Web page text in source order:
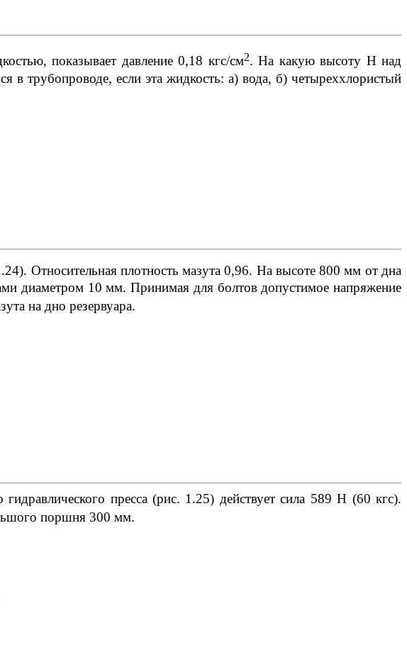
показывает давление 0,18 кгс/см2. На какую высоту Н над
в трубопроводе, если эта жидкость: а) вода, б) четыреххлористый
Относительная плотность мазута 0,96. На высоте 800 мм от дна
диаметром 10 мм. Принимая для болтов допустимое напряжение
на дно резервуара.
пресса (рис. 1.25) действует сила 589 Н (60 кгс).
поршня 300 мм.